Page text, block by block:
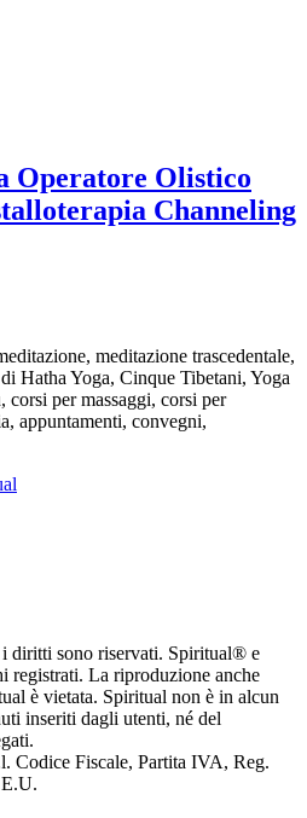
Operatore Olistico
Channeling
meditazione trascedentale,
Hatha Yoga, Cinque Tibetani, Yoga
per massaggi, corsi per
appuntamenti, convegni,
diritti sono riservati. Spiritual® e
registrati. La riproduzione anche
è vietata. Spiritual non è in alcun
inseriti dagli utenti, né del
Codice Fiscale, Partita IVA, Reg.